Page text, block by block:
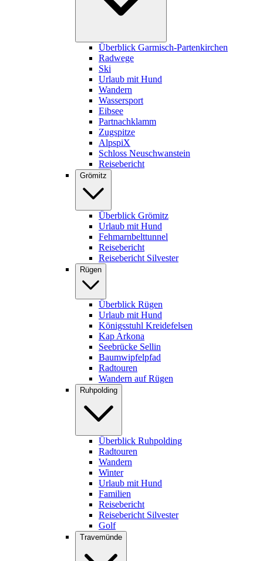
Überblick Garmisch-Partenkirchen
Radwege
Ski
Urlaub mit Hund
Wandern
Wassersport
Eibsee
Partnachklamm
Zugspitze
AlpspiX
Schloss Neuschwanstein
Reisebericht
Grömitz
Überblick Grömitz
Urlaub mit Hund
Fehmarnbelttunnel
Reisebericht
Reisebericht Silvester
Rügen
Überblick Rügen
Urlaub mit Hund
Königsstuhl Kreidefelsen
Kap Arkona
Seebrücke Sellin
Baumwipfelpfad
Radtouren
Wandern auf Rügen
Ruhpolding
Überblick Ruhpolding
Radtouren
Wandern
Winter
Urlaub mit Hund
Familien
Reisebericht
Reisebericht Silvester
Golf
Travemünde